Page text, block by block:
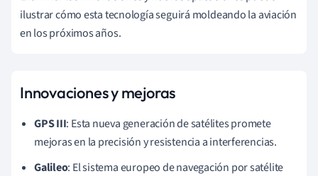
ilustrar cómo esta tecnología seguirá moldeando la aviación
en los próximos años.
Innovaciones y mejoras
GPS III: Esta nueva generación de satélites promete
mejoras en la precisión y resistencia a interferencias.
Galileo: El sistema europeo de navegación por satélite